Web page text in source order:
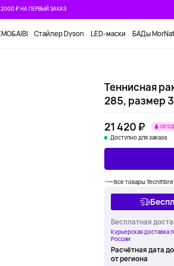
₽ НА ПЕРВЫЙ ЗАКАЗ
Стайлер Dyson LED-маски БАДы
Теннисная
285, размер
21 420 ₽
Доступно для заказа
Все товары Tecnifibre
Бесплатная
Курьерская доставка
России
Расчётная дата
от региона